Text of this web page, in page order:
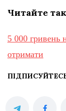
Читайте
5 000 гривень
отримати